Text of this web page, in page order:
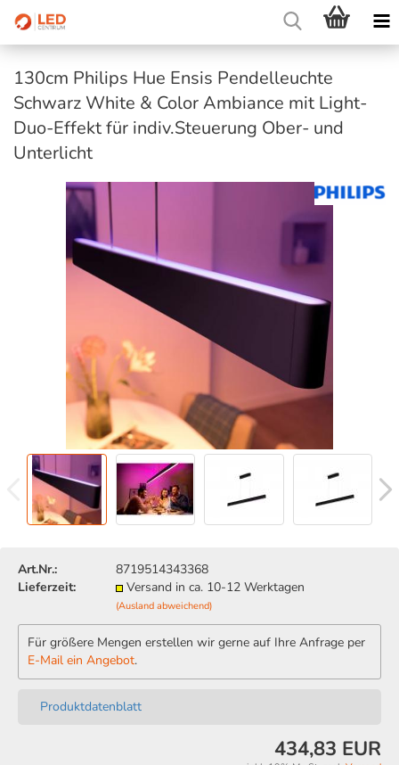
130cm Philips Hue Ensis Pendelleuchte
Schwarz White & Color Ambiance mit Light-
Duo-Effekt für indiv.Steuerung Ober- und
Unterlicht
Art.Nr.:
8719514343368
Lieferzeit:
Versand in ca. 10-12 Werktagen
(Ausland abweichend)
Für größere Mengen erstellen wir gerne auf Ihre Anfrage per
E-Mail ein Angebot.
Produktdatenblatt
434,83 EUR